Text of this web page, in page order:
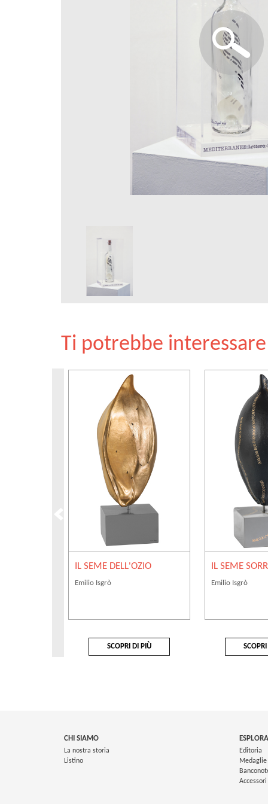
Ti potrebbe
IL SEME DELL'OZIO
Emilio Isgrò
SCOPRI DI PIÙ
IL SEME
Emilio Isgrò
CHI SIAMO
La nostra storia
Listino
Editoria
Medaglie
Accessori